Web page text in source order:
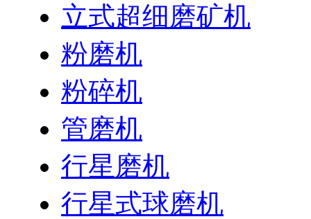
立式超细磨矿机
粉磨机
粉碎机
管磨机
行星磨机
行星式球磨机